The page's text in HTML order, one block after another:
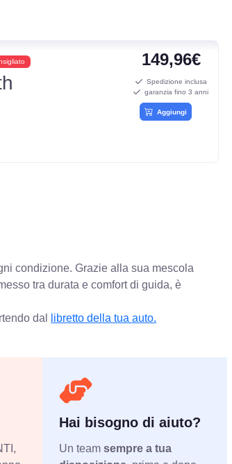
149,96€
Spedizione inclusa
garanzia fino 3 anni
Aggiungi
condizione. Grazie alla sua mescola
tra durata e comfort di guida, è
dal libretto della tua auto.
Hai bisogno di aiuto?
Un team sempre a tua